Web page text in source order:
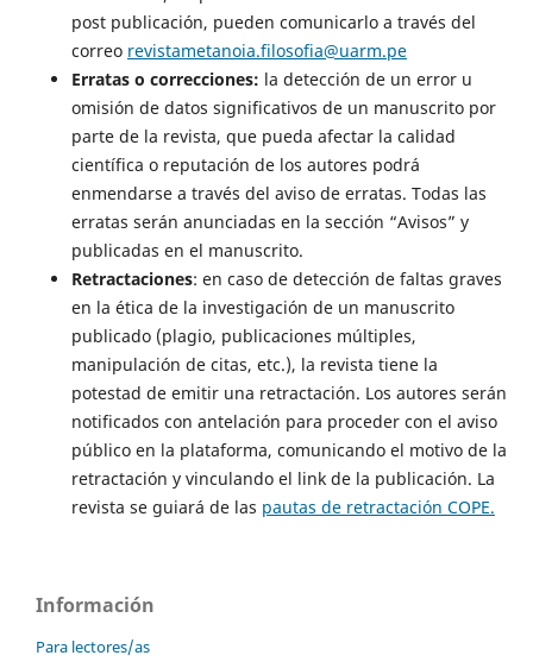
post publicación, pueden comunicarlo a través del
correo revistametanoia.filosofia@uarm.pe
Erratas o correcciones: la detección de un error u
omisión de datos significativos de un manuscrito por
parte de la revista, que pueda afectar la calidad
científica o reputación de los autores podrá
enmendarse a través del aviso de erratas. Todas las
erratas serán anunciadas en la sección “Avisos” y
publicadas en el manuscrito.
Retractaciones: en caso de detección de faltas graves
en la ética de la investigación de un manuscrito
publicado (plagio, publicaciones múltiples,
manipulación de citas, etc.), la revista tiene la
potestad de emitir una retractación. Los autores serán
notificados con antelación para proceder con el aviso
público en la plataforma, comunicando el motivo de la
retractación y vinculando el link de la publicación. La
revista se guiará de las pautas de retractación COPE.
Información
Para lectores/as